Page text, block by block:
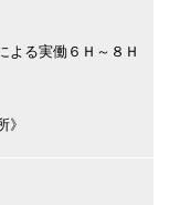
よる実働６Ｈ～８Ｈ
》